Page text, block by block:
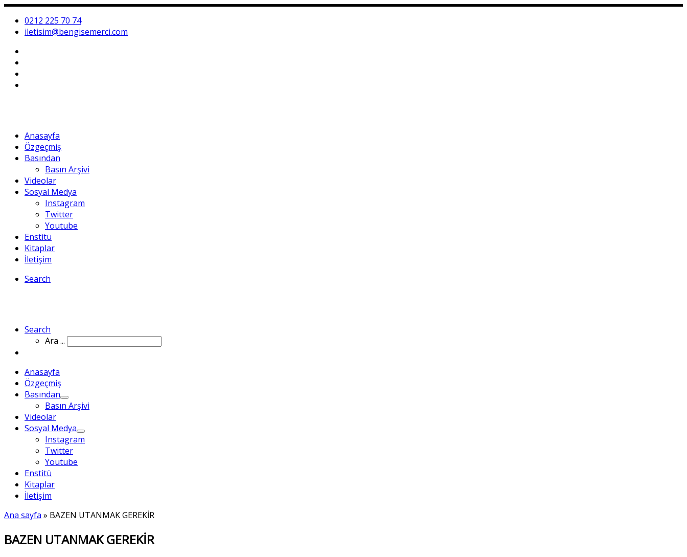
0212 225 70 74
iletisim@bengisemerci.com
Anasayfa
Özgeçmiş
Basından
Basın Arşivi
Videolar
Sosyal Medya
Instagram
Twitter
Youtube
Enstitü
Kitaplar
İletişim
Search
Search
Ara ...
Anasayfa
Özgeçmiş
Basından
Basın Arşivi
Videolar
Sosyal Medya
Instagram
Twitter
Youtube
Enstitü
Kitaplar
İletişim
Ana sayfa » BAZEN UTANMAK GEREKİR
BAZEN UTANMAK GEREKİR